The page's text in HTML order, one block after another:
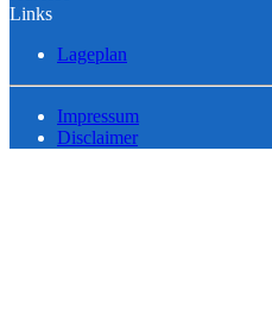
Links
Lageplan
Impressum
Disclaimer